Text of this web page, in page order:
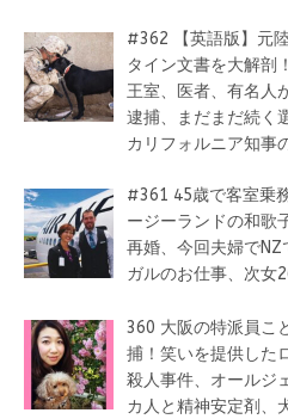
#362 【英語版】元
タイン文書を大解剖
王室、医者、有名人
逮捕、まだまだ続く
カリフォルニア知事
#361 45歳で客室乗
ージーランドの和歌
再婚、今回夫婦で
ガルのお仕事、次女
360 大阪の特派員こ
捕！笑いを提供した
殺人事件、オールジ
カ人と精神安定剤、